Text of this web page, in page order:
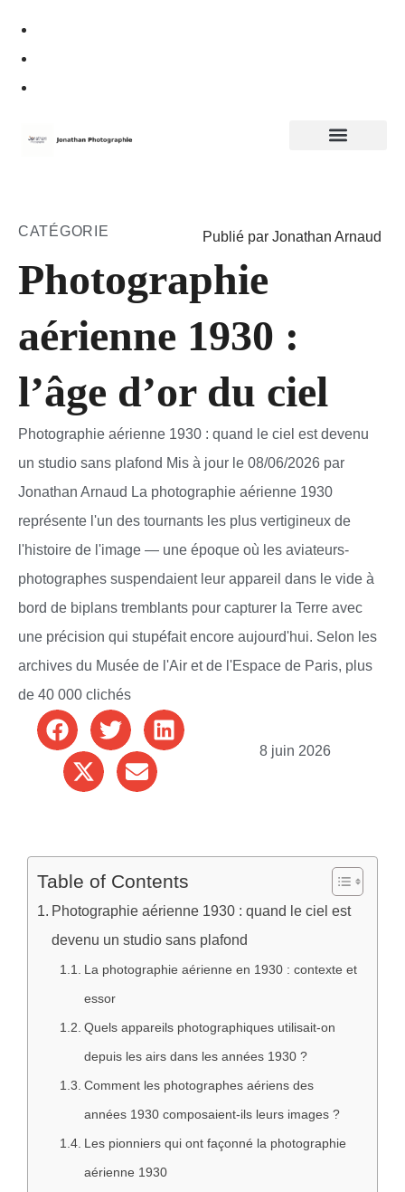
CATÉGORIE Publié par Jonathan Arnaud
Photographie
aérienne 1930 :
l’âge d’or du ciel
Photographie aérienne 1930 : quand le ciel est devenu
un studio sans plafond Mis à jour le 08/06/2026 par
Jonathan Arnaud La photographie aérienne 1930
représente l'un des tournants les plus vertigineux de
l'histoire de l'image — une époque où les aviateurs-
photographes suspendaient leur appareil dans le vide à
bord de biplans tremblants pour capturer la Terre avec
une précision qui stupéfait encore aujourd'hui. Selon les
archives du Musée de l'Air et de l'Espace de Paris, plus
de 40 000 clichés
8 juin 2026
Table of Contents
Photographie aérienne 1930 : quand le ciel est
devenu un studio sans plafond
La photographie aérienne en 1930 : contexte et
essor
Quels appareils photographiques utilisait-on
depuis les airs dans les années 1930 ?
Comment les photographes aériens des
années 1930 composaient-ils leurs images ?
Les pionniers qui ont façonné la photographie
aérienne 1930